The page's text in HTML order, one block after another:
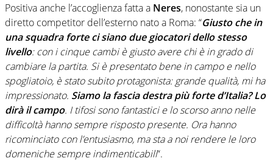
Positiva anche l’accoglienza fatta a Neres, nonostante sia un
diretto competitor dell’esterno nato a Roma: “Giusto che in
una squadra forte ci siano due giocatori dello stesso
livello: con i cinque cambi è giusto avere chi è in grado di
cambiare la partita. Si è presentato bene in campo e nello
spogliatoio, è stato subito protagonista: grande qualità, mi ha
impressionato. Siamo la fascia destra più forte d’Italia? Lo
dirà il campo. I tifosi sono fantastici e lo scorso anno nelle
difficoltà hanno sempre risposto presente. Ora hanno
ricominciato con l’entusiasmo, ma sta a noi rendere le loro
domeniche sempre indimenticabili“.